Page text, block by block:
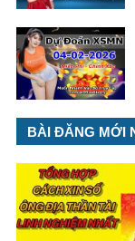
BÀI ĐĂNG MỚI